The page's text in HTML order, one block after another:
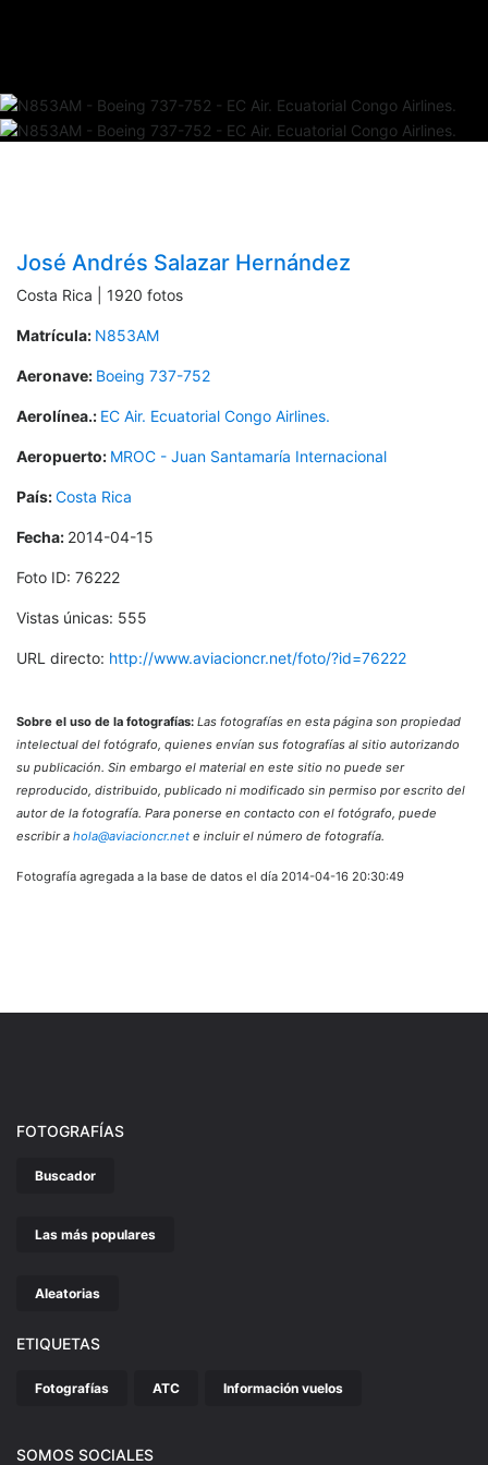
José Andrés Salazar Hernández
Costa Rica | 1920 fotos
Matrícula: N853AM
Aeronave: Boeing 737-752
Aerolínea.: EC Air. Ecuatorial Congo Airlines.
Aeropuerto: MROC - Juan Santamaría Internacional
País:Costa Rica
Fecha: 2014-04-15
Foto ID: 76222
Vistas únicas: 555
URL directo: http://www.aviacioncr.net/foto/?id=76222
Sobre el uso de la fotografías: Las fotografías en esta página son propiedad
intelectual del fotógrafo, quienes envían sus fotografías al sitio autorizando
su publicación. Sin embargo el material en este sitio no puede ser
reproducido, distribuido, publicado ni modificado sin permiso por escrito del
autor de la fotografía. Para ponerse en contacto con el fotógrafo, puede
escribir a hola@aviacioncr.net e incluir el número de fotografía.
Fotografía agregada a la base de datos el día 2014-04-16 20:30:49
FOTOGRAFÍAS
Buscador
Las más populares
Aleatorias
ETIQUETAS
Fotografías ATC Información vuelos
SOMOS SOCIALES